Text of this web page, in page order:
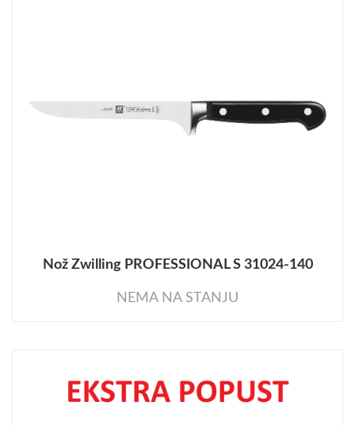
Nož Zwilling PROFESSIONAL S 31024-140
NEMA NA STANJU